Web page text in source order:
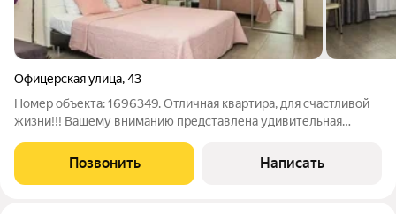
Офицерская улица,43
Номер объекта: 1696349. Отличная квартира, для счастливой
жизни!!! Вашему вниманию представлена удивительная
Красная, где вы можете прогуливаться вечерами, наслаждаясь
природой. Квартира
Позвонить Написать